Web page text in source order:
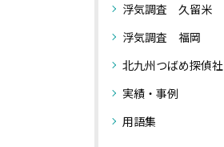
浮気調査 久留米
浮気調査 福岡
北九州つばめ探偵社
実績・事例
用語集